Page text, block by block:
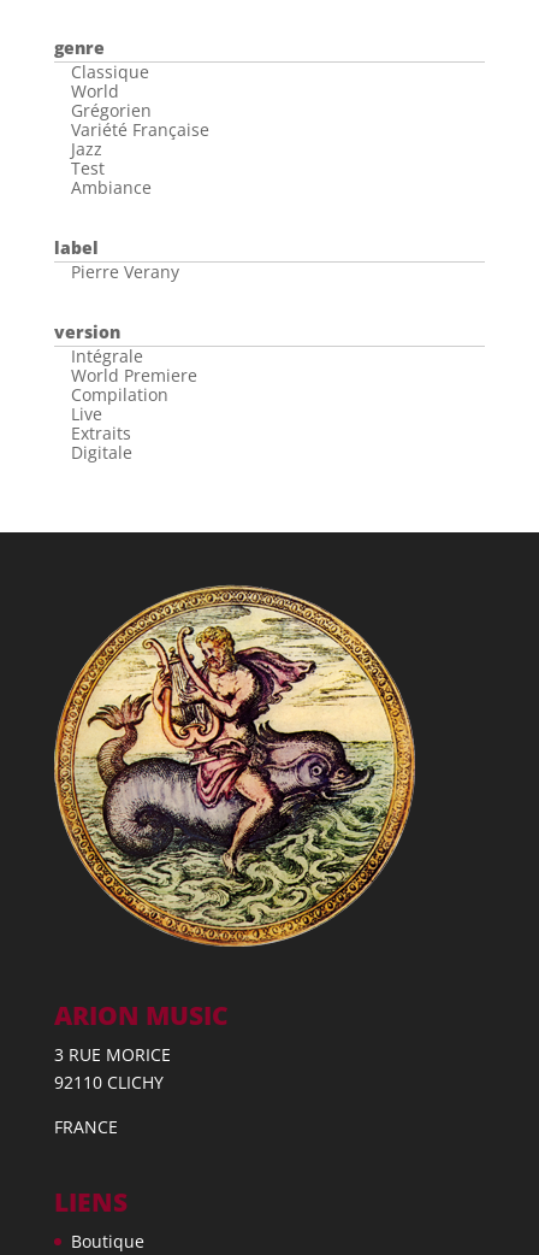
genre
Classique
World
Grégorien
Variété Française
Jazz
Test
Ambiance
label
Pierre Verany
version
Intégrale
World Premiere
Compilation
Live
Extraits
Digitale
ARION MUSIC
3 RUE MORICE
92110 CLICHY
FRANCE
LIENS
Boutique